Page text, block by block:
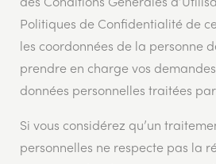
des Conditions Générales
Politiques de Confidentialité de
les coordonnées de la personne
prendre en charge vos
données personnelles traitées
Si vous considérez qu’un
personnelles ne respecte pas la